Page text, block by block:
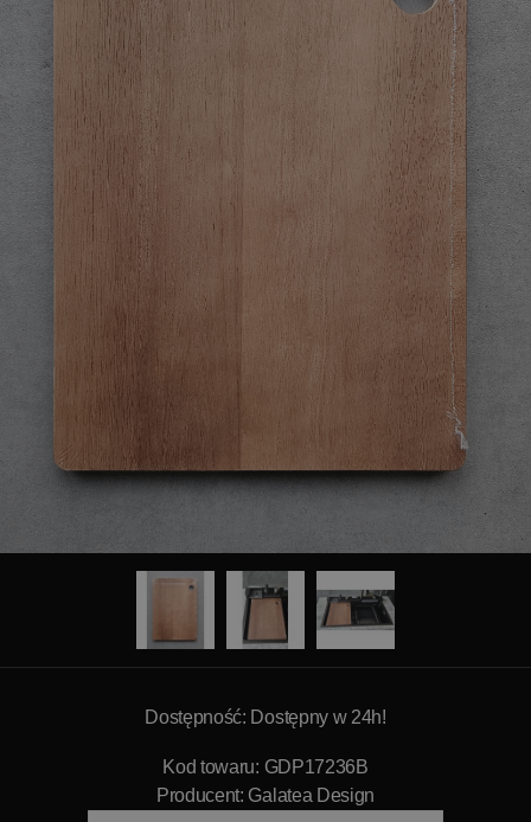
Dostępność: Dostępny w 24h!
Kod towaru: GDP17236B
Producent: Galatea Design